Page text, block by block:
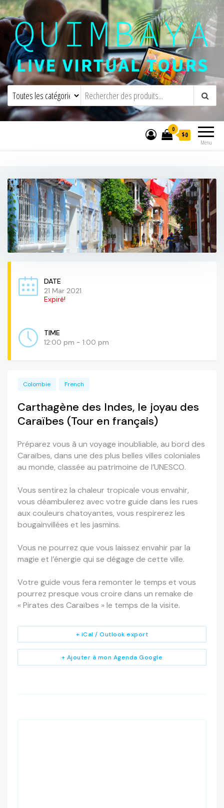
Quimbaya Virtual ToursVisites virtuelles interactives en direct
Menu
0
$0
DATE
21 Mar 2021
Expiré!
TIME
12:00 pm - 1:00 pm
Colombie French
Carthagène des Indes, le joyau des
Caraïbes (Tour en français)
Préparez vous à un voyage inoubliable, au bord des
Caraïbes, dans une des plus belles villes coloniales
au monde, classée au patrimoine de l’UNESCO.
Vous sentirez la chaleur tropicale vous envahir,
vous déambulerez avec votre guide dans les rues
aux couleurs chatoyantes, vous respirerez les
bougainvillées et les jasmins.
Vous ne pourrez que vous laissez envahir par la
magie et l’énergie qui se dégage de cette ville.
Votre guide vous fera remonter le temps et vous
pourrez presque vous croire dans un remake de
« Pirates des Caraïbes » le temps de la visite.
+ Ajouter à mon Agenda Google
+ iCal / Outlook export